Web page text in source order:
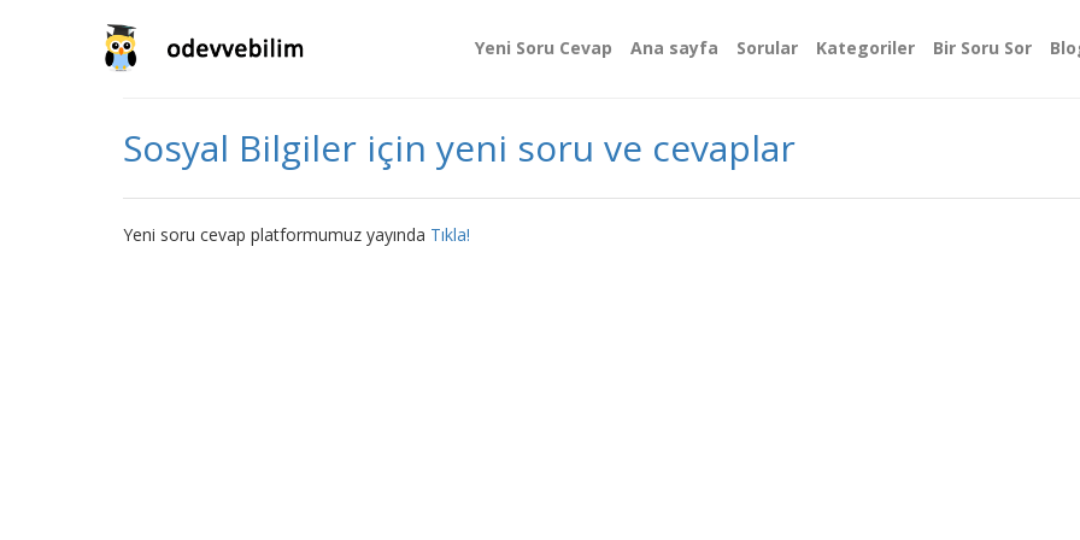
Yeni Soru Cevap Ana sayfa Sorular Kategoriler Bir Soru Sor
Sosyal Bilgiler için yeni soru ve cevaplar
Yeni soru cevap platformumuz yayında Tıkla!